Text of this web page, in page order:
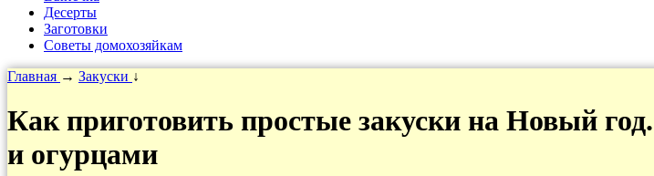
Десерты
Заготовки
Cоветы домохозяйкам
Главная → Закуски ↓
Как приготовить простые закуски на Новый
и огурцами